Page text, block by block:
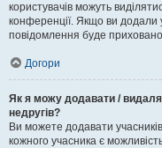
користувачів можуть
конференції. Якщо ви додали
повідомлення буде
Догори
Як я можу додавати /
недругів?
Ви можете додавати
кожного учасника є